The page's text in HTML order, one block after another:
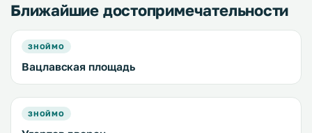
Ближайшие достопримечательности
ЗНОЙМО
Вацлавская площадь
ЗНОЙМО